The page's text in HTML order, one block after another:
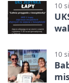
10
10